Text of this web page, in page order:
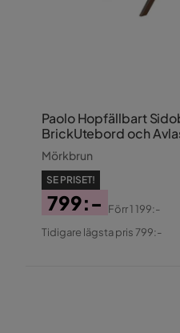
Paolo Hopfällbart
BrickUtebord och
Utomhus 68 cm Trä
Mörkbrun
SE PRISET!
Pris
799:-
Original
Förr1 199:-
Tidigare lägsta pris 799:-